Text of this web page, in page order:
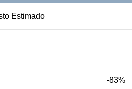
Estimado
-83%